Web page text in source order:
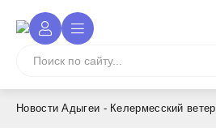
Новости Адыгеи - Келермесский ветер